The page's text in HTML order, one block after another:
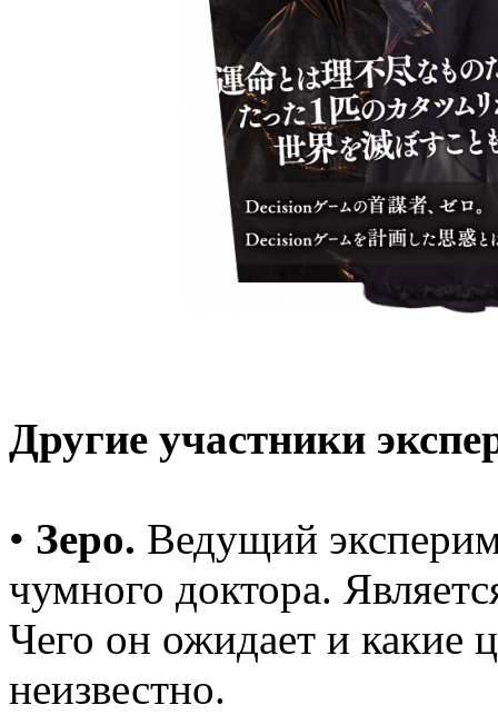
Другие участники
• Зеро. Ведущий
чумного доктора.
Чего он ожидает и какие
неизвестно.